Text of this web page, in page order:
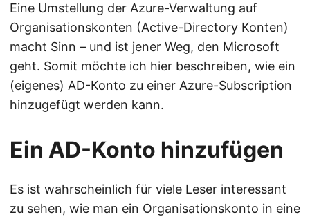
Eine Umstellung der Azure-Verwaltung auf
Organisationskonten (Active-Directory Konten)
macht Sinn – und ist jener Weg, den Microsoft
geht. Somit möchte ich hier beschreiben, wie ein
(eigenes) AD-Konto zu einer Azure-Subscription
hinzugefügt werden kann.
Ein AD-Konto hinzufügen
Es ist wahrscheinlich für viele Leser interessant
zu sehen, wie man ein Organisationskonto in eine